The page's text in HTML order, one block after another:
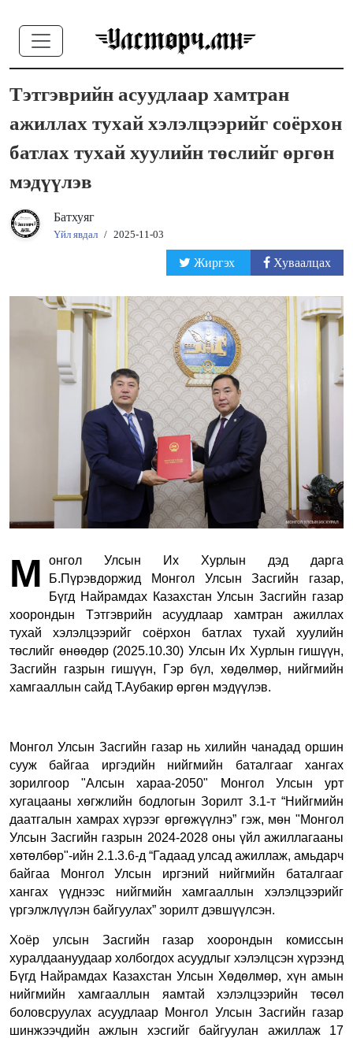
Тэтгэврийн асуудлаар хамтран
ажиллах тухай хэлэлцээрийг соёрхон
батлах тухай хуулийн төслийг өргөн
мэдүүлэв
Батхуяг
Үйл явдал / 2025-11-03
Жиргэх Хуваалцах
М
онгол Улсын Их Хурлын дэд дарга
Б.Пүрэвдоржид Монгол Улсын Засгийн газар,
Бүгд Найрамдах Казахстан Улсын Засгийн газар
хоорондын Тэтгэврийн асуудлаар хамтран ажиллах
тухай хэлэлцээрийг соёрхон батлах тухай хуулийн
төслийг өнөөдөр (2025.10.30) Улсын Их Хурлын гишүүн,
Засгийн газрын гишүүн, Гэр бүл, хөдөлмөр, нийгмийн
хамгааллын сайд Т.Аубакир өргөн мэдүүлэв.
Монгол Улсын Засгийн газар нь хилийн чанадад оршин
сууж байгаа иргэдийн нийгмийн баталгааг хангах
зорилгоор "Алсын хараа-2050" Монгол Улсын урт
хугацааны хөгжлийн бодлогын Зорилт 3.1-т “Нийгмийн
даатгалын хамрах хүрээг өргөжүүлнэ” гэж, мөн "Монгол
Улсын Засгийн газрын 2024-2028 оны үйл ажиллагааны
хөтөлбөр"-ийн 2.1.3.6-д “Гадаад улсад ажиллаж, амьдарч
байгаа Монгол Улсын иргэний нийгмийн баталгааг
хангах үүднээс нийгмийн хамгааллын хэлэлцээрийг
үргэлжлүүлэн байгуулах” зорилт дэвшүүлсэн.
Хоёр улсын Засгийн газар хоорондын комиссын
хуралдаануудаар холбогдох асуудлыг хэлэлцсэн хүрээнд
Бүгд Найрамдах Казахстан Улсын Хөдөлмөр, хүн амын
нийгмийн хамгааллын яамтай хэлэлцээрийн төсөл
боловсруулах асуудлаар Монгол Улсын Засгийн газар
шинжээчдийн ажлын хэсгийг байгуулан ажиллаж 17